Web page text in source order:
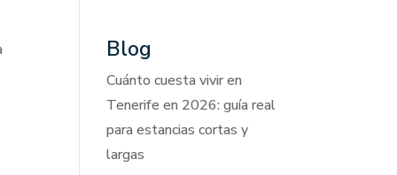
Blog
Cuánto cuesta vivir en
Tenerife en 2026: guía real
para estancias cortas y
largas